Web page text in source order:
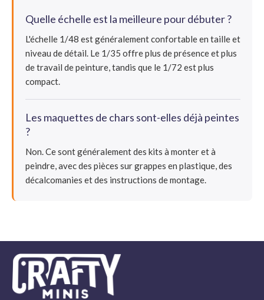
Quelle échelle est la meilleure pour débuter ?
L'échelle 1/48 est généralement confortable en taille et
niveau de détail. Le 1/35 offre plus de présence et plus
de travail de peinture, tandis que le 1/72 est plus
compact.
Les maquettes de chars sont-elles déjà peintes
?
Non. Ce sont généralement des kits à monter et à
peindre, avec des pièces sur grappes en plastique, des
décalcomanies et des instructions de montage.